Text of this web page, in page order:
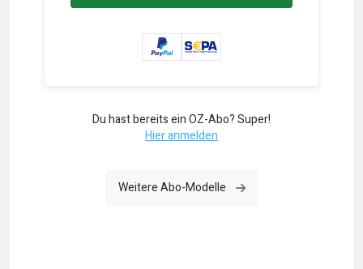
Du hast bereits ein OZ-Abo? Super!
Hier anmelden
Weitere Abo-Modelle